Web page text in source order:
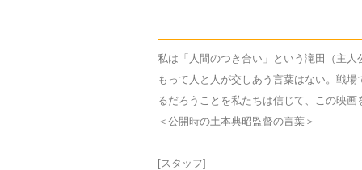
私は「人間のつき合い」という滝田（主
もって人と人が交しあう言葉はない。戦
るだろうことを私たちは信じて、この映
＜公開時の土本典昭監督の言葉＞
[スタッフ]